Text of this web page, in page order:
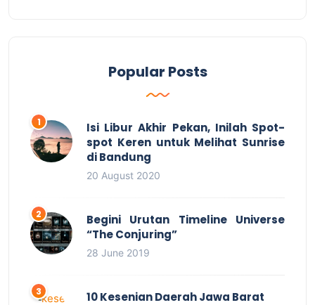
Popular Posts
Isi Libur Akhir Pekan, Inilah Spot-
spot Keren untuk Melihat Sunrise
di Bandung
20 August 2020
Begini Urutan Timeline Universe
“The Conjuring”
28 June 2019
10 Kesenian Daerah Jawa Barat